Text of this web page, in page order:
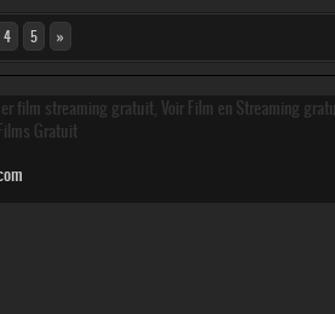
4 5 »
film streaming gratuit, Voir Film en Streaming
Gratuit